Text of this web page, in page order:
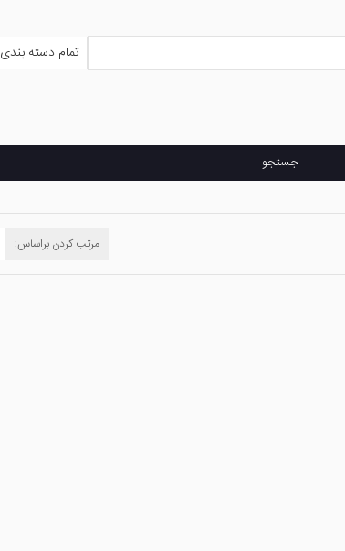
جستجو
مرتب کردن براساس: